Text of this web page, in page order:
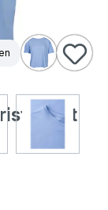
drift